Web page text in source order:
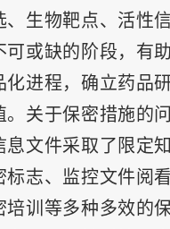
生物靶点、活性
或缺的阶段，有
进程，确立药品
关于保密措施的
文件采取了限定
志、监控文件阅
训等多种多效的